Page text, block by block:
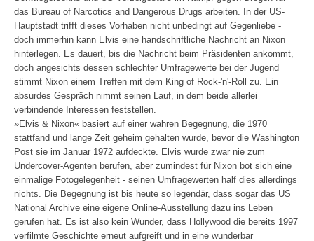
das Bureau of Narcotics and Dangerous Drugs arbeiten. In der US-
Hauptstadt trifft dieses Vorhaben nicht unbedingt auf Gegenliebe -
doch immerhin kann Elvis eine handschriftliche Nachricht an Nixon
hinterlegen. Es dauert, bis die Nachricht beim Präsidenten ankommt,
doch angesichts dessen schlechter Umfragewerte bei der Jugend
stimmt Nixon einem Treffen mit dem King of Rock-'n'-Roll zu. Ein
absurdes Gespräch nimmt seinen Lauf, in dem beide allerlei
verbindende Interessen feststellen.
»Elvis & Nixon« basiert auf einer wahren Begegnung, die 1970
stattfand und lange Zeit geheim gehalten wurde, bevor die Washington
Post sie im Januar 1972 aufdeckte. Elvis wurde zwar nie zum
Undercover-Agenten berufen, aber zumindest für Nixon bot sich eine
einmalige Fotogelegenheit - seinen Umfragewerten half dies allerdings
nichts. Die Begegnung ist bis heute so legendär, dass sogar das US
National Archive eine eigene Online-Ausstellung dazu ins Leben
gerufen hat. Es ist also kein Wunder, dass Hollywood die bereits 1997
verfilmte Geschichte erneut aufgreift und in eine wunderbar